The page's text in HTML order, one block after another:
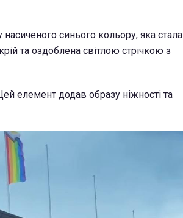
синього кольору, яка стала
та оздоблена світлою стрічкою з
елемент додав образу ніжності та